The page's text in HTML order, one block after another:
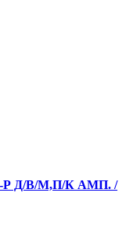
Д/В/М,П/К АМП. /